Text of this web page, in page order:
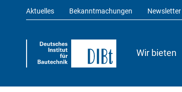
Aktuelles Bekanntmachungen Newsletter
Wir bieten